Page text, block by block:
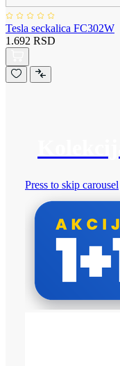
Tesla seckalica FC302W
1.692 RSD
Press to skip carousel